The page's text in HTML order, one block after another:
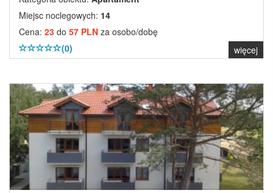
Miejsc noclegowych: 14
Cena: 23 do 57 PLN za osobo/dobę
(0)
więcej